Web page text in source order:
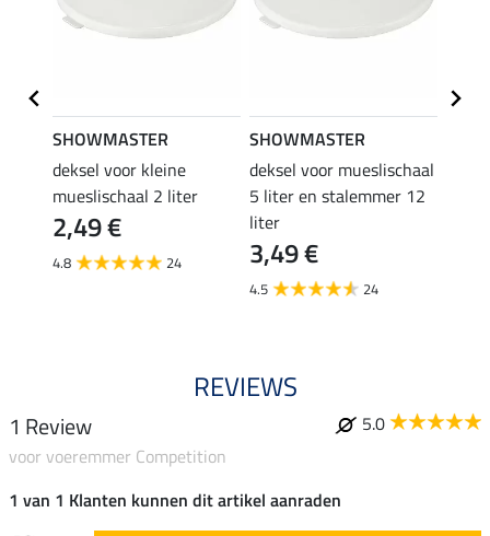
SHOWMASTER
deksel voor kleine
mueslischaal 2 liter
2,49 €
4.8 24
SHOWMASTER
deksel voor mueslischaal
5 liter en stalemmer 12
liter
3,49 €
4.5 24
REVIEWS
1 Review
5.0
voor voeremmer Competition
1 van 1 Klanten kunnen dit artikel aanraden